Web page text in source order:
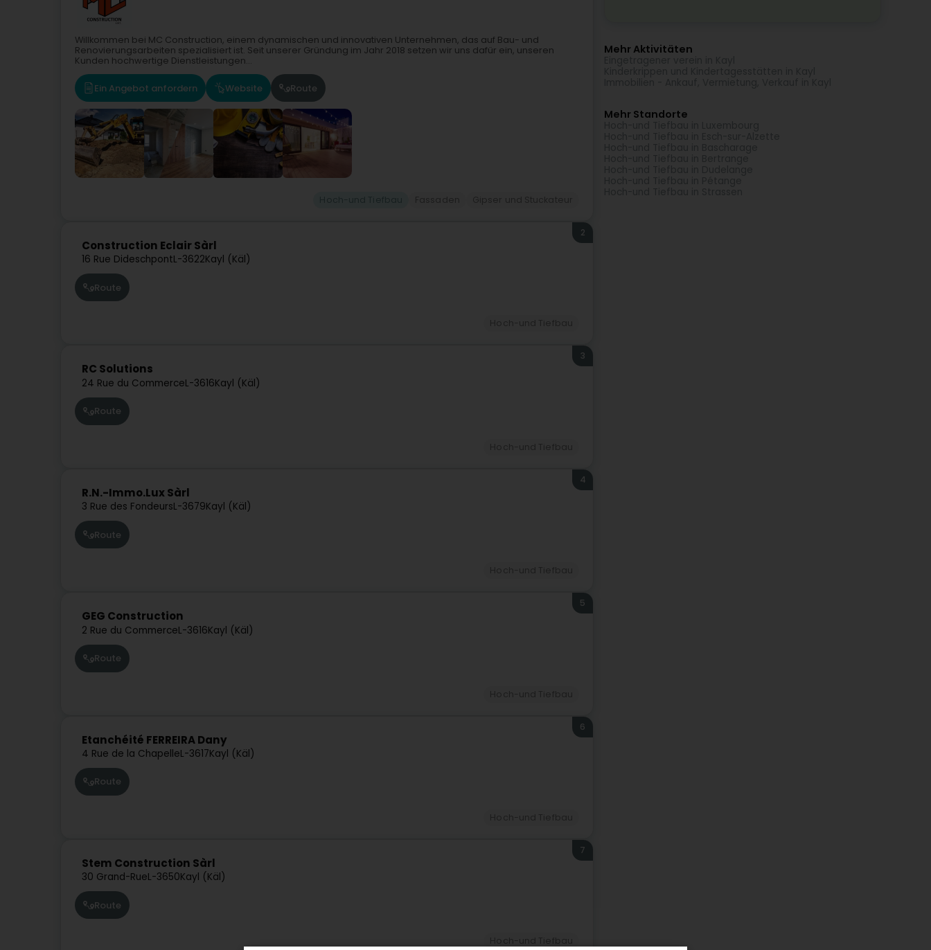
Willkommen bei MC Construction, einem dynamischen und innovativen Unternehmen, das auf Bau- und
Renovierungsarbeiten spezialisiert ist. Seit unserer Gründung im Jahr 2018 setzen wir uns dafür ein, unseren
Kunden hochwertige Dienstleistungen...
Ein Angebot anfordern Website Route
Construction Eclair Sàrl
16 Rue DideschpontL-3622Kayl (Käl)
2
Route
RC Solutions
24 Rue du CommerceL-3616Kayl (Käl)
3
Route
R.N.-Immo.Lux Sàrl
3 Rue des FondeursL-3679Kayl (Käl)
4
Route
GEG Construction
2 Rue du CommerceL-3616Kayl (Käl)
5
Route
Etanchéité FERREIRA Dany
4 Rue de la ChapelleL-3617Kayl (Käl)
6
Route
Stem Construction Sàrl
30 Grand-RueL-3650Kayl (Käl)
7
Route
Hoch-und Tiefbau
Mehr Aktivitäten
Mehr Standorte